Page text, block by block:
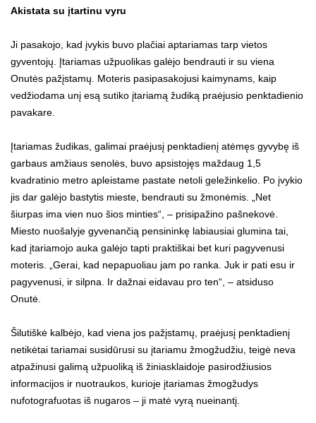
Akistata su įtartinu vyru
Ji pasakojo, kad įvykis buvo plačiai aptariamas tarp vietos
gyventojų. Įtariamas užpuolikas galėjo bendrauti ir su viena
Onutės pažįstamų. Moteris pasipasakojusi kaimynams, kaip
vedžiodama unį esą sutiko įtariamą žudiką praėjusio penktadienio
pavakare.
Įtariamas žudikas, galimai praėjusį penktadienį atėmęs gyvybę iš
garbaus amžiaus senolės, buvo apsistojęs maždaug 1,5
kvadratinio metro apleistame pastate netoli geležinkelio. Po įvykio
jis dar galėjo bastytis mieste, bendrauti su žmonėmis. „Net
šiurpas ima vien nuo šios minties“, – prisipažino pašnekovė.
Miesto nuošalyje gyvenančią pensininkę labiausiai glumina tai,
kad įtariamojo auka galėjo tapti praktiškai bet kuri pagyvenusi
moteris. „Gerai, kad nepapuoliau jam po ranka. Juk ir pati esu ir
pagyvenusi, ir silpna. Ir dažnai eidavau pro ten“, – atsiduso
Onutė.
Šilutiškė kalbėjo, kad viena jos pažįstamų, praėjusį penktadienį
netikėtai tariamai susidūrusi su įtariamu žmogžudžiu, teigė neva
atpažinusi galimą užpuoliką iš žiniasklaidoje pasirodžiusios
informacijos ir nuotraukos, kurioje įtariamas žmogžudys
nufotografuotas iš nugaros – ji matė vyrą nueinantį.